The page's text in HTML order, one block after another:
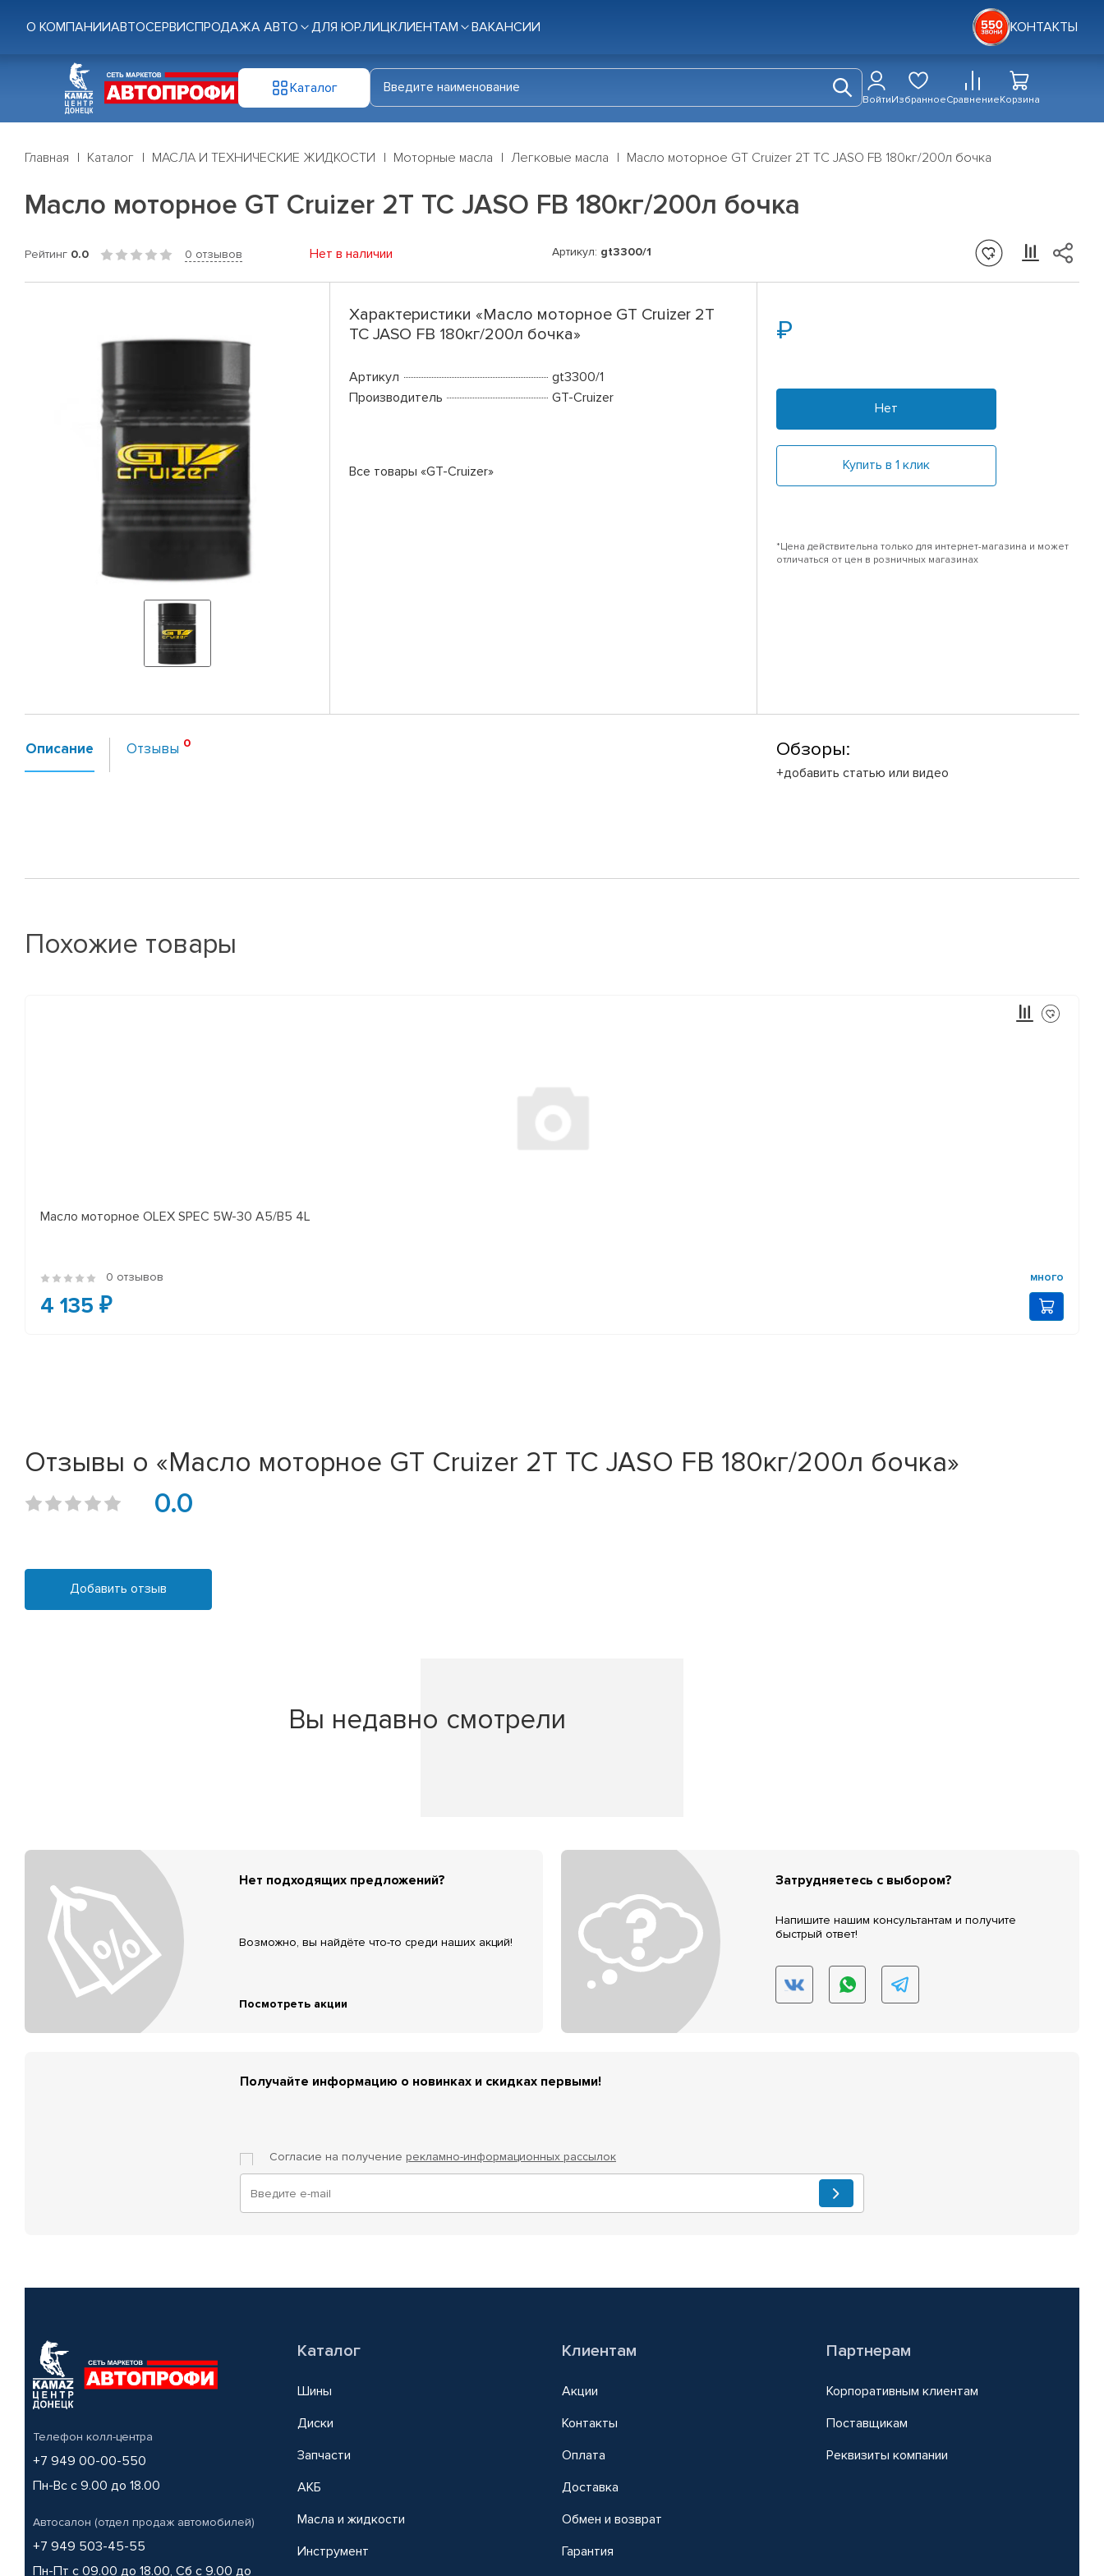
О КОМПАНИИАВТОСЕРВИСПРОДАЖА АВТО ДЛЯ ЮР.ЛИЦКЛИЕНТАМ ВАКАНСИИ КОНТАКТЫ
Каталог
ВойтиИзбранноеСравнениеКорзина
Главная Каталог МАСЛА И ТЕХНИЧЕСКИЕ ЖИДКОСТИ Моторные масла Легковые масла Масло моторное GT Cruizer 2T TC JASO FB 180кг/200л бочка
Масло моторное GT Cruizer 2T TC JASO FB 180кг/200л бочка
Рейтинг 0.0 0 отзывов Нет в наличии Артикул: gt3300/1
Характеристики «Масло моторное GT Cruizer 2T
TC JASO FB 180кг/200л бочка»
Артикул
gt3300/1
Производитель
GT-Cruizer
Все товары «GT-Cruizer»
Нет
Купить в 1 клик
*Цена действительна только для интернет-магазина и может
отличаться от цен в розничных магазинах
Описание Отзывы Обзоры:
+добавить статью или видео
Похожие товары
Масло моторное OLEX SPEC 5W-30 A5/B5 4L
0 отзывов много
4 135 ₽
Отзывы о «Масло моторное GT Cruizer 2T TC JASO FB 180кг/200л бочка»
0.0
Добавить отзыв
Вы недавно смотрели
Нет подходящих предложений?
Возможно, вы найдёте что-то среди наших акций!
Посмотреть акции
Затрудняетесь с выбором?
Напишите нашим консультантам и получите
быстрый ответ!
Получайте информацию о новинках и скидках первыми!
Согласие на получение рекламно-информационных рассылок
Телефон колл-центра
+7 949 00-00-550
Пн-Вс с 9.00 до 18.00
Автосалон (отдел продаж автомобилей)
+7 949 503-45-55
Пн-Пт с 09.00 до 18.00, Сб с 9.00 до
Каталог
Шины
Диски
Запчасти
АКБ
Масла и жидкости
Инструмент
Клиентам
Акции
Контакты
Оплата
Доставка
Обмен и возврат
Гарантия
Партнерам
Корпоративным клиентам
Поставщикам
Реквизиты компании